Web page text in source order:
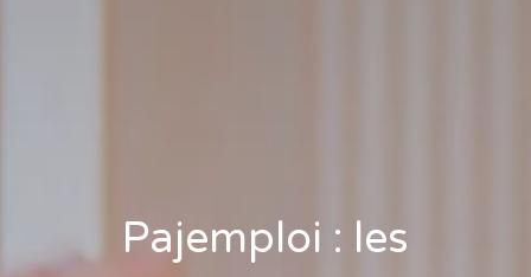
Pajemploi : les